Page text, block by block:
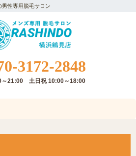
性専用脱毛サロン
3172-2848
～21:00 土日祝 10:00～18:00